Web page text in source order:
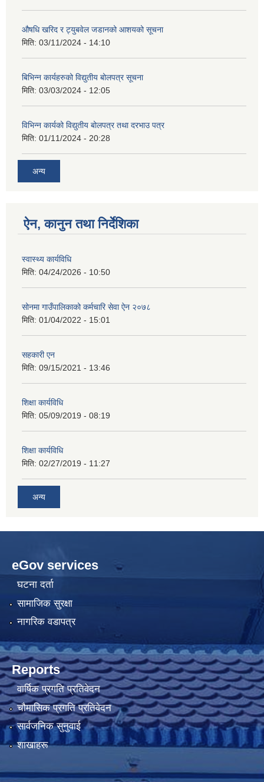
औषधि खरिद र ट्युबवेल जडानको आशयको सूचना
मिति: 03/11/2024 - 14:10
बिभिन्न कार्यहरुको विद्युतीय बोलपत्र सूचना
मिति: 03/03/2024 - 12:05
विभिन्न कार्यको विद्युतीय बोलपत्र तथा दरभाउ पत्र
मिति: 01/11/2024 - 20:28
अन्य
ऐन, कानुन तथा निर्देशिका
स्वास्थ्य कार्यविधि
मिति: 04/24/2026 - 10:50
सोनमा गाउँपालिकाको कर्मचारि सेवा ऐन २०७८
मिति: 01/04/2022 - 15:01
सहकारी एन
मिति: 09/15/2021 - 13:46
शिक्षा कार्यविधि
मिति: 05/09/2019 - 08:19
शिक्षा कार्यविधि
मिति: 02/27/2019 - 11:27
अन्य
eGov services
घटना दर्ता
सामाजिक सुरक्षा
नागरिक वडापत्र
Reports
वार्षिक प्रगति प्रतिवेदन
चौमासिक प्रगति प्रतिवेदन
सार्वजनिक सुनुवाई
शाखाहरू